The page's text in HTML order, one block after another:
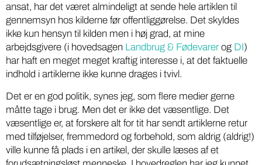
ansat, har det været almindeligt at sende hele artiklen til
gennemsyn hos kilderne før offentliggørelse. Det skyldes
ikke kun hensyn til kilden men i høj grad, at mine
arbejdsgivere (i hovedsagen Landbrug & Fødevarer og DI)
har haft en meget meget kraftig interesse i, at det faktuelle
indhold i artiklerne ikke kunne drages i tvivl.
Det er en god politik, synes jeg, som flere medier gerne
måtte tage i brug. Men det er ikke det væsentlige. Det
væsentlige er, at forskere alt for tit har sendt artiklerne retur
med tilføjelser, fremmedord og forbehold, som aldrig (aldrig!)
ville kunne få plads i en artikel, der skulle læses af et